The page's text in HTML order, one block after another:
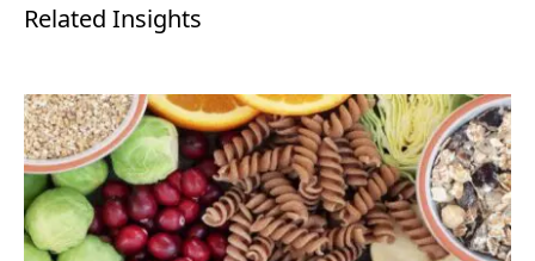
Related Insights